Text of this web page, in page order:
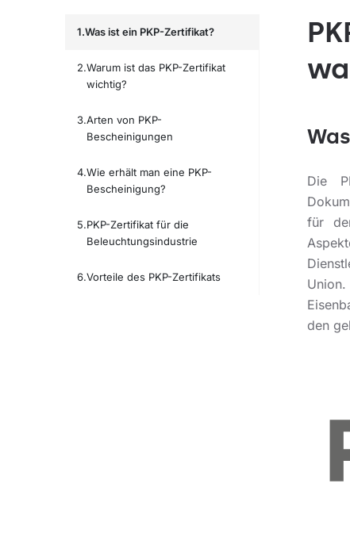
Was ist ein PKP-Zertifikat?
Warum ist das PKP-Zertifikat
wichtig?
Arten von PKP-
Bescheinigungen
Wie erhält man eine PKP-
Bescheinigung?
PKP-Zertifikat für die
Beleuchtungsindustrie
Vorteile des PKP-Zertifikats
Die
für
den